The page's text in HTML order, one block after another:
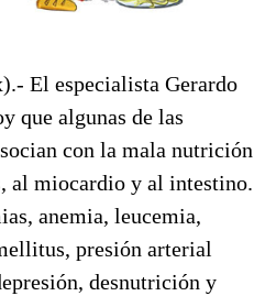
El especialista Gerardo
que algunas de las
con la mala nutrición
al miocardio y al intestino.
anemia, leucemia,
presión arterial
desnutrición y